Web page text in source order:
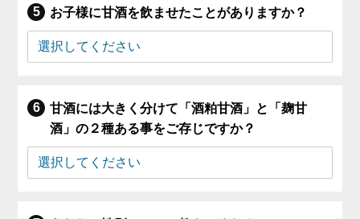
お子様に甘酒を飲ませたことがありますか？
甘酒には大きく分けて「酒粕甘酒」と「麹甘
酒」の２種ある事をご存じですか？